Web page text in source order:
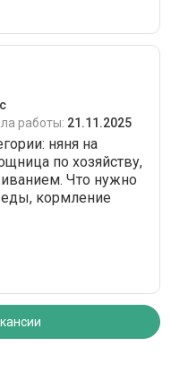
работы: 21.11.2025
няня на
по хозяйству,
Что нужно
еды, кормление